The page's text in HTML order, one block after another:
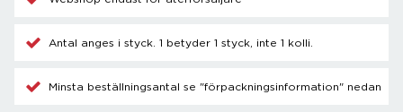
Antal anges i styck. 1 betyder 1 styck, inte 1 kolli.
Minsta beställningsantal se "förpackningsinformation" nedan